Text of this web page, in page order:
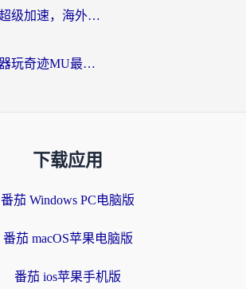
非人学园加速器超级加速，海外玩家重返国服的通行证
国外用什么加速器玩奇迹MU最好？2026海外玩家国服游戏加速全攻略
下载应用
番茄 Windows PC电脑版
番茄 macOS苹果电脑版
番茄 ios苹果手机版